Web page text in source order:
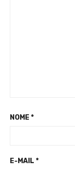
NOME *
E-MAIL *